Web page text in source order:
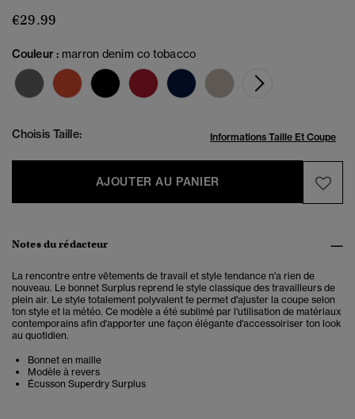
€29.99
Couleur : marron denim co tobacco
Choisis Taille: Informations Taille Et Coupe
AJOUTER AU PANIER
Notes du rédacteur
La rencontre entre vêtements de travail et style tendance n'a rien de
nouveau. Le bonnet Surplus reprend le style classique des travailleurs de
plein air. Le style totalement polyvalent te permet d'ajuster la coupe selon
ton style et la météo. Ce modèle a été sublimé par l'utilisation de matériaux
contemporains afin d'apporter une façon élégante d'accessoiriser ton look
au quotidien.
Bonnet en maille
Modèle à revers
Écusson Superdry Surplus